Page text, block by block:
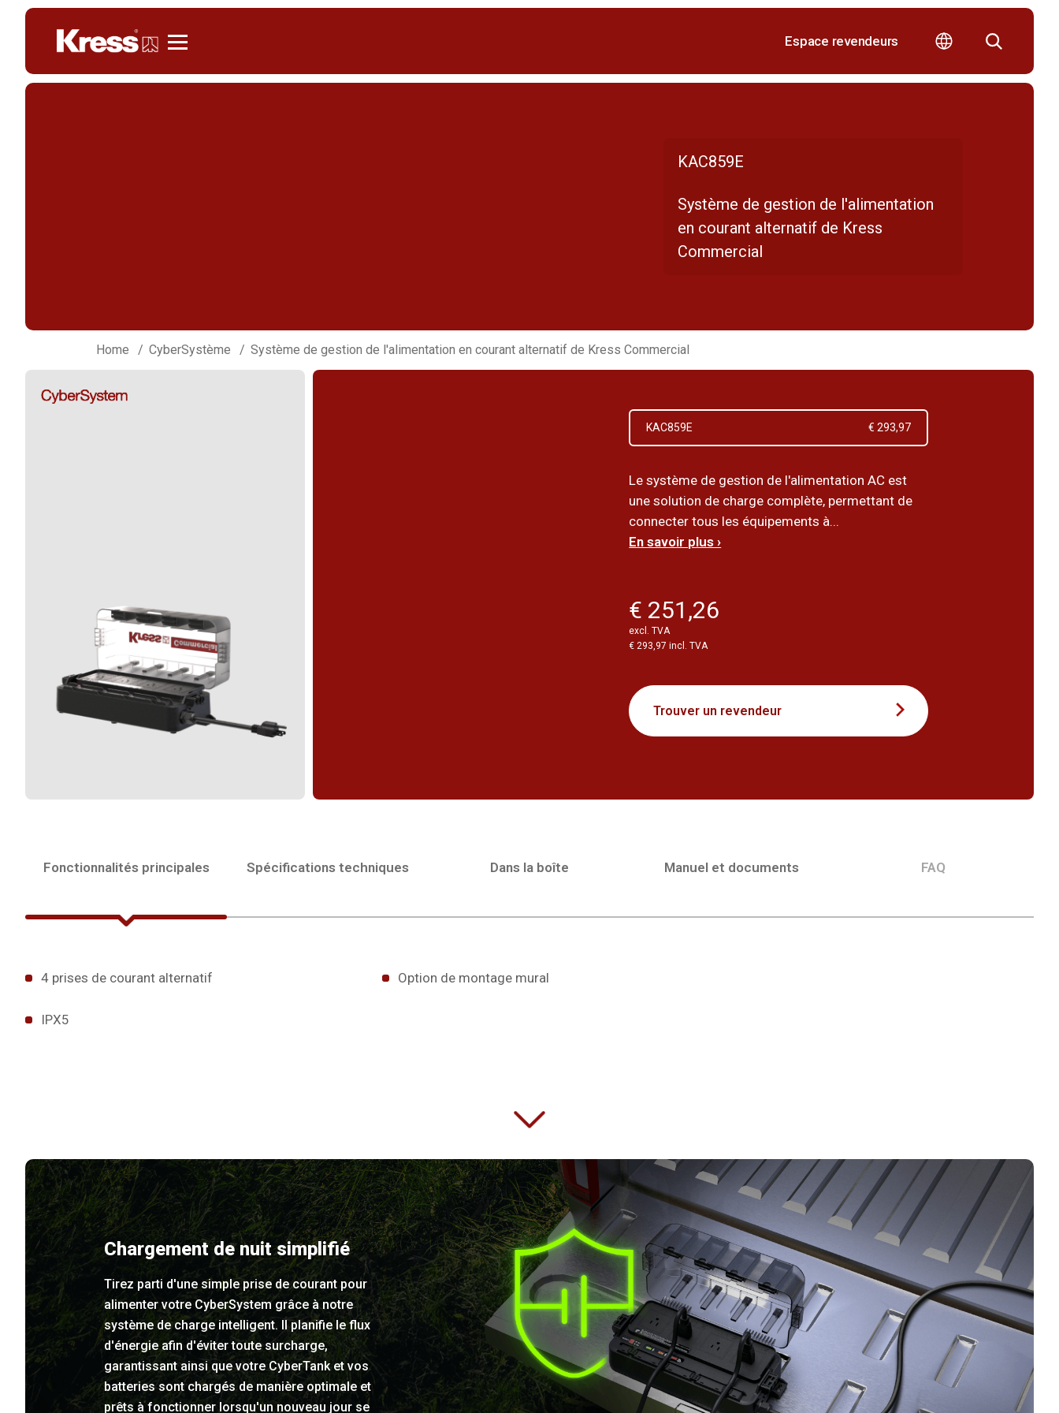
Espace revendeurs
KAC859E
Système de gestion de l'alimentation
en courant alternatif de Kress
Commercial
Home CyberSystème Système de gestion de l'alimentation en courant alternatif de Kress Commercial
KAC859E € 293,97
Le système de gestion de l'alimentation AC est
une solution de charge complète, permettant de
connecter tous les équipements à...
En savoir plus ›
€ 251,26
excl. TVA
€ 293,97 incl. TVA
Trouver un revendeur
Fonctionnalités principales Spécifications techniques Dans la boîte Manuel et documents FAQ
4 prises de courant alternatif
IPX5
Option de montage mural
Chargement de nuit simplifié
Tirez parti d'une simple prise de courant pour
alimenter votre CyberSystem grâce à notre
système de charge intelligent. Il planifie le flux
d'énergie afin d'éviter toute surcharge,
garantissant ainsi que votre CyberTank et vos
batteries sont chargés de manière optimale et
prêts à fonctionner lorsqu'un nouveau jour se